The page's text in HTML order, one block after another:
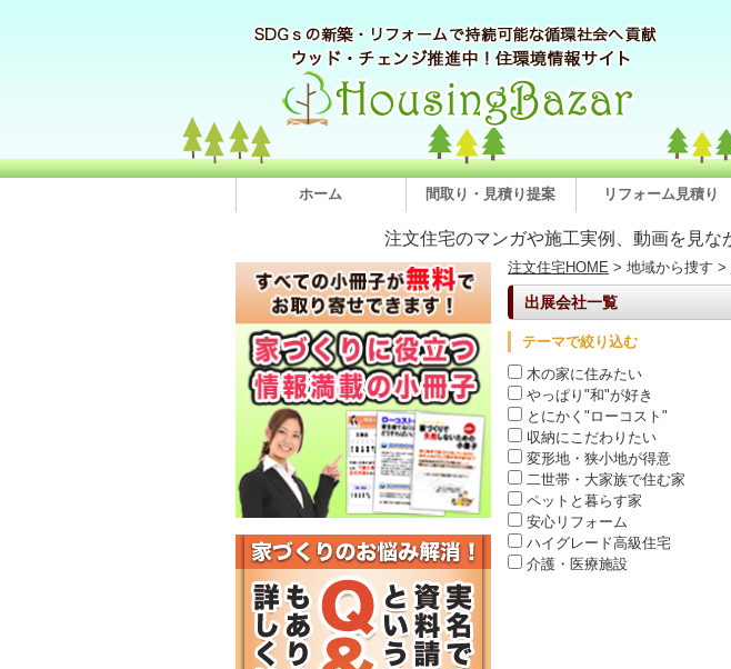
ホーム 間取り・見積り提案 リフォーム見積り
注文住宅のマンガや施工実例、動画を見
注文住宅HOME > 地域から捜す >
出展会社一覧
テーマで絞り込む
木の家に住みたい
やっぱり"和"が好き
とにかく"ローコスト"
収納にこだわりたい
変形地・狭小地が得意
二世帯・大家族で住む家
ペットと暮らす家
安心リフォーム
ハイグレード高級住宅
介護・医療施設